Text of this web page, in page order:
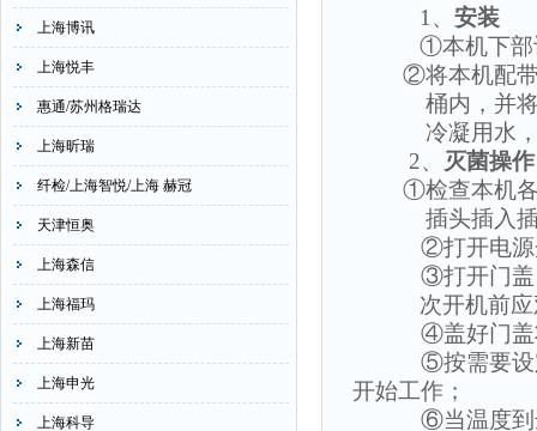
上海博讯
上海悦丰
惠通/苏州格瑞达
上海昕瑞
纤检/上海智悦/上海 赫冠
天津恒奥
上海森信
上海福玛
上海新苗
上海申光
上海科导
1 、 安装
①本机下部
②将本机配
桶内，并
冷凝用水
2、
灭菌操作
①检查本机
插头插入
②打开电源开
③打开门盖，倒
次开机前
④盖好门盖将
⑤按需要设定好
开始工作；
⑥当温度到达灭